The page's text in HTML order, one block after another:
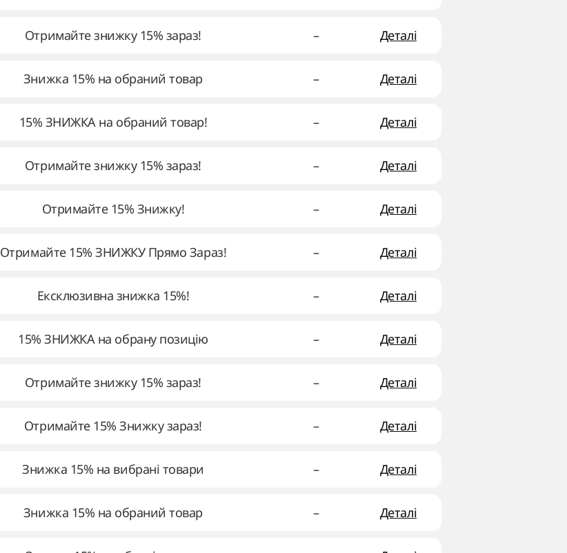
Отримайте знижку 15% зараз! – Деталі
Знижка 15% на обраний товар – Деталі
15% ЗНИЖКА на обраний товар! – Деталі
Отримайте знижку 15% зараз! – Деталі
Отримайте 15% Знижку! – Деталі
Отримайте 15% ЗНИЖКУ Прямо Зараз! – Деталі
Ексклюзивна знижка 15%! – Деталі
15% ЗНИЖКА на обрану позицію – Деталі
Отримайте знижку 15% зараз! – Деталі
Отримайте 15% Знижку зараз! – Деталі
Знижка 15% на вибрані товари – Деталі
Знижка 15% на обраний товар – Деталі